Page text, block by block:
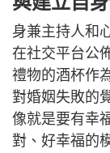
身兼主持人和
在社交平台公
禮物的酒杯作
對婚姻失敗的
像就是要有幸
對、好幸福的